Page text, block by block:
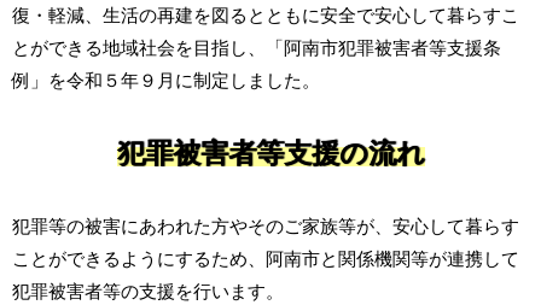
復・軽減、生活の再建を図るとともに安全で安心して暮らすこ
とができる地域社会を目指し、「阿南市犯罪被害者等支援条
例」を令和５年９月に制定しました。
犯罪被害者等支援の流れ
犯罪等の被害にあわれた方やそのご家族等が、安心して暮らす
ことができるようにするため、阿南市と関係機関等が連携して
犯罪被害者等の支援を行います。